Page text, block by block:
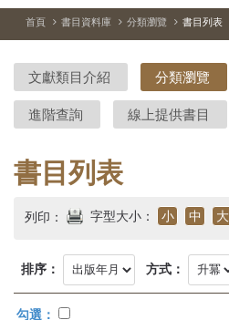
院-
臺
灣
史
研
究
首
頁
首頁 書目資料庫 分類瀏覽 書目列表
文獻類目介紹 分類瀏覽
進階查詢 線上提供書目
書目列表
列印： 字型大小： 小 中 大
排序： 方式：
勾選：